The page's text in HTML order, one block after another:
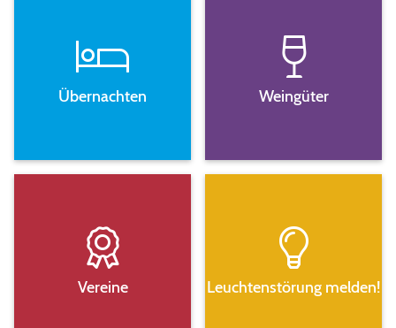
Übernachten Weingüter
Vereine Leuchtenstörung melden!